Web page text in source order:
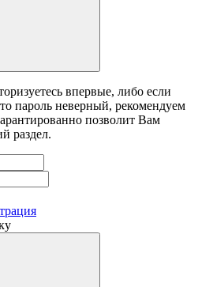
впервые, либо если
пароль неверный, рекомендуем
позволит Вам
раздел.